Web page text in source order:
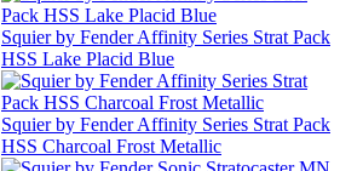
Squier by Fender Affinity Series Strat Pack
HSS Lake Placid Blue
Squier by Fender Affinity Series Strat Pack
HSS Charcoal Frost Metallic